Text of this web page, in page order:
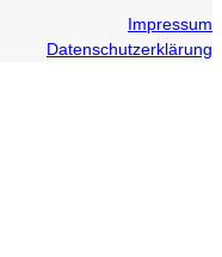
Impressum
Datenschutzerklärung